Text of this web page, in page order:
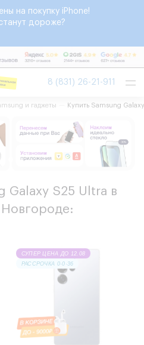
на покупку iPhone!
дороже?
8 (831) 26-21-911
и гаджеты Купить Samsung
Galaxy S25 Ultra в
СУПЕР ЦЕНА ДО 12.08
РАССРОЧКА 0·0·36